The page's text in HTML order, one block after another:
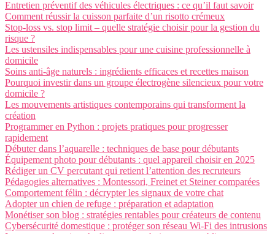
Entretien préventif des véhicules électriques : ce qu’il faut savoir
Comment réussir la cuisson parfaite d’un risotto crémeux
Stop-loss vs. stop limit – quelle stratégie choisir pour la gestion du
risque ?
Les ustensiles indispensables pour une cuisine professionnelle à
domicile
Soins anti-âge naturels : ingrédients efficaces et recettes maison
Pourquoi investir dans un groupe électrogène silencieux pour votre
domicile ?
Les mouvements artistiques contemporains qui transforment la
création
Programmer en Python : projets pratiques pour progresser
rapidement
Débuter dans l’aquarelle : techniques de base pour débutants
Équipement photo pour débutants : quel appareil choisir en 2025
Rédiger un CV percutant qui retient l’attention des recruteurs
Pédagogies alternatives : Montessori, Freinet et Steiner comparées
Comportement félin : décrypter les signaux de votre chat
Adopter un chien de refuge : préparation et adaptation
Monétiser son blog : stratégies rentables pour créateurs de contenu
Cybersécurité domestique : protéger son réseau Wi-Fi des intrusions